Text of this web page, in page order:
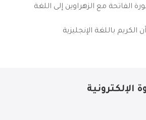
الفاتحة مع الزهراوين إلى اللغة
الكريم باللغة الإنجليزية
الإلكترونية